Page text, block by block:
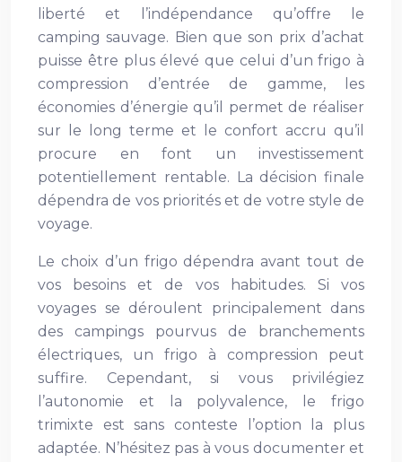
liberté et l’indépendance qu’offre le
camping sauvage. Bien que son prix d’achat
puisse être plus élevé que celui d’un frigo à
compression d’entrée de gamme, les
économies d’énergie qu’il permet de réaliser
sur le long terme et le confort accru qu’il
procure en font un investissement
potentiellement rentable. La décision finale
dépendra de vos priorités et de votre style de
voyage.
Le choix d’un frigo dépendra avant tout de
vos besoins et de vos habitudes. Si vos
voyages se déroulent principalement dans
des campings pourvus de branchements
électriques, un frigo à compression peut
suffire. Cependant, si vous privilégiez
l’autonomie et la polyvalence, le frigo
trimixte est sans conteste l’option la plus
adaptée. N’hésitez pas à vous documenter et